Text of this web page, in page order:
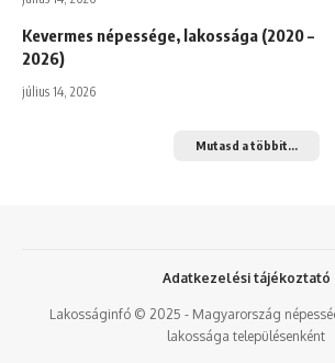
Kevermes népessége, lakossága (2020 –
2026)
július 14, 2026
Mutasd a többit...
Lakosságinfó © 2025 - Magyarország
lakossága településenként
Adatkezelési tájékoztató